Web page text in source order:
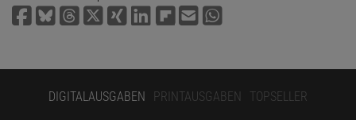
DIGITALAUSGABEN PRINTAUSGABEN TOPSELLER